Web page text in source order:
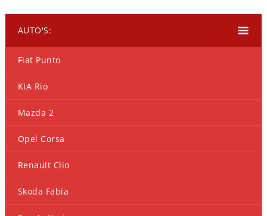
AUTO'S:
Fiat Punto
KIA Rio
Mazda 2
Opel Corsa
Renault Clio
Skoda Fabia